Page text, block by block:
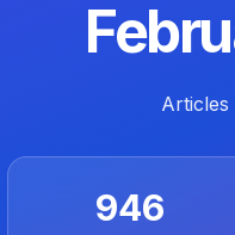
Articles
946